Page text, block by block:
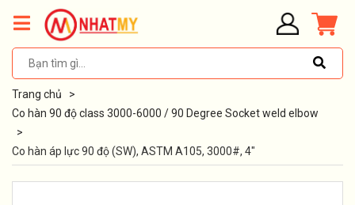
Trang chủ
>
Co hàn 90 độ class 3000-6000 / 90 Degree Socket weld elbow
>
Co hàn áp lực 90 độ (SW), ASTM A105, 3000#, 4"